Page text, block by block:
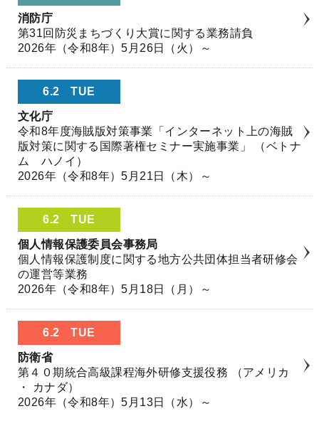
消防庁
第31回防災まちづくり大賞に関する業務請負
2026年（令和8年）5月26日（火）～
6.2 TUE
文化庁
令和8年度海賊版対策事業「インターネット上の海賊
版対策に関する国際著権セミナー実施事業」 （ベトナ
ム ハノイ）
2026年（令和8年）5月21日（木）～
6.2 TUE
個人情報保護委員会事務局
個人情報保護制度に関する地方公共団体担当者研修会
の運営等業務
2026年（令和8年）5月18日（月）～
6.2 TUE
防衛省
第４０期統合高級課程海外研修支援役務 （アメリカ
・ カナダ）
2026年（令和8年）5月13日（水）～